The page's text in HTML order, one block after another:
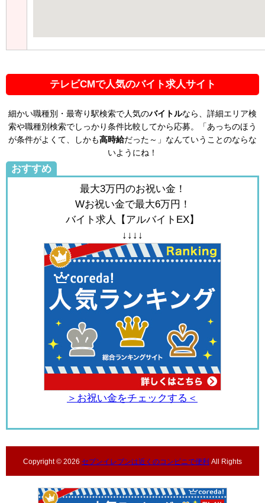
テレビCMで人気のバイト求人サイト
細かい職種別・最寄り駅検索で人気のバイトルなら、詳細エリア検
索や職種別検索でしっかり条件比較してから応募。「あっちのほう
が条件がよくて、しかも高時給だった～」なんていうことのならな
いようにね！
おすすめ
最大3万円のお祝い金！
Wお祝い金で最大6万円！
バイト求人【アルバイトEX】
↓↓↓↓
＞お祝い金をチェックする＜
Copyright © 2026 セブンイレブンは近くのコンビニで便利 All Rights
Reserved.